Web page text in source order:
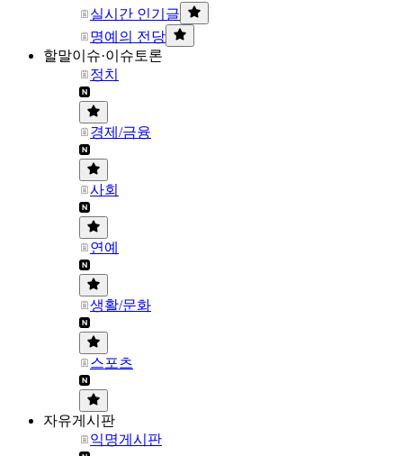
실시간 인기글
명예의 전당
할말이슈·이슈토론
정치
경제/금융
사회
연예
생활/문화
스포츠
자유게시판
익명게시판